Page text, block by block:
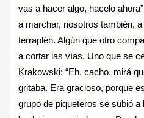
vas a hacer algo, hacelo
a marchar, nosotros también,
terraplén. Algún que otro
a cortar las vías. Uno que se
Krakowski: “Eh, cacho, mirá
gritaba. Era gracioso, porque
grupo de piqueteros se subió